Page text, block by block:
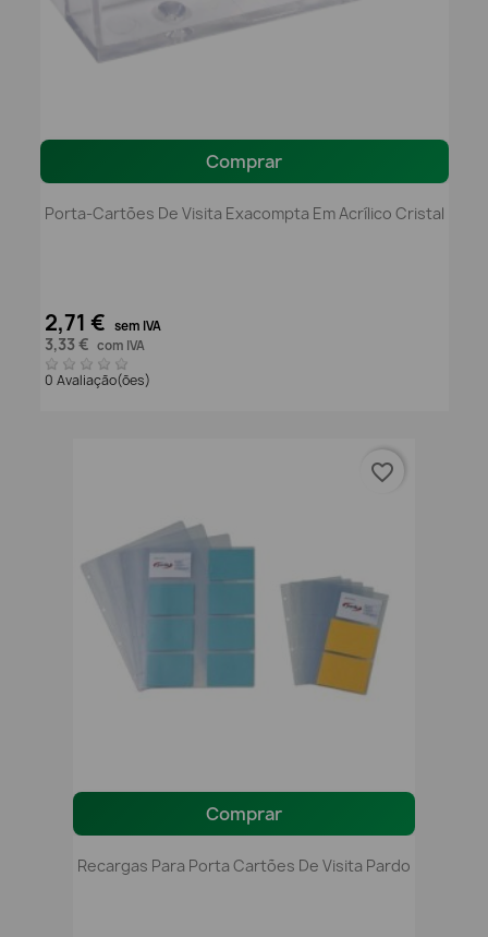
Comprar
Porta-Cartões De Visita Exacompta Em Acrílico Cristal
2,71 € sem IVA
3,33 € com IVA
0 Avaliação(ões)
Comprar
Recargas Para Porta Cartões De Visita Pardo
favorite_border